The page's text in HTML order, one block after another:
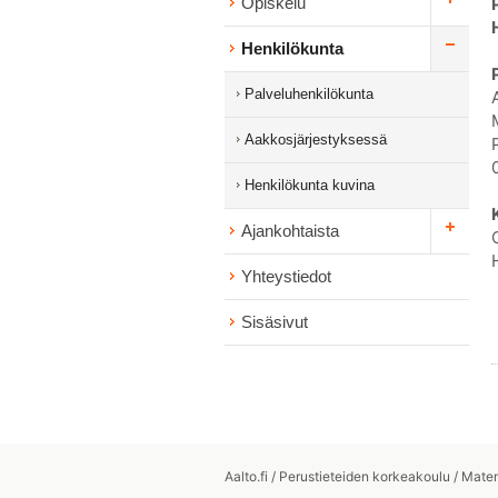
Henkilökunta
Palveluhenkilökunta
Aakkosjärjestyksessä
Henkilökunta kuvina
Ajankohtaista
Yhteystiedot
Sisäsivut
Aalto.fi / Perustieteiden korkeakoulu /